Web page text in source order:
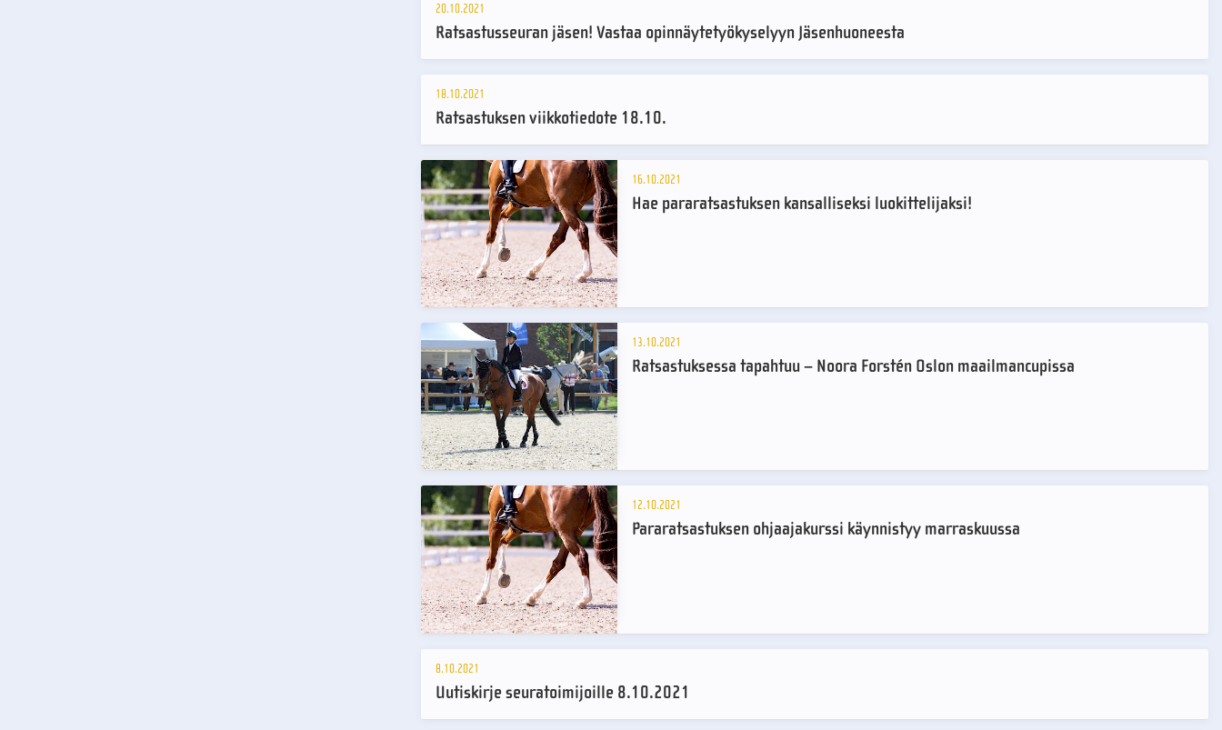
20.10.2021
Ratsastusseuran jäsen! Vastaa opinnäytetyökyselyyn Jäsenhuoneesta
18.10.2021
Ratsastuksen viikkotiedote 18.10.
16.10.2021
Hae pararatsastuksen kansalliseksi luokittelijaksi!
13.10.2021
Ratsastuksessa tapahtuu – Noora Forstén Oslon maailmancupissa
12.10.2021
Pararatsastuksen ohjaajakurssi käynnistyy marraskuussa
8.10.2021
Uutiskirje seuratoimijoille 8.10.2021